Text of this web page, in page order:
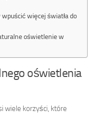
więcej światła do
oświetlenie w
oświetlenia
wiele korzyści, które